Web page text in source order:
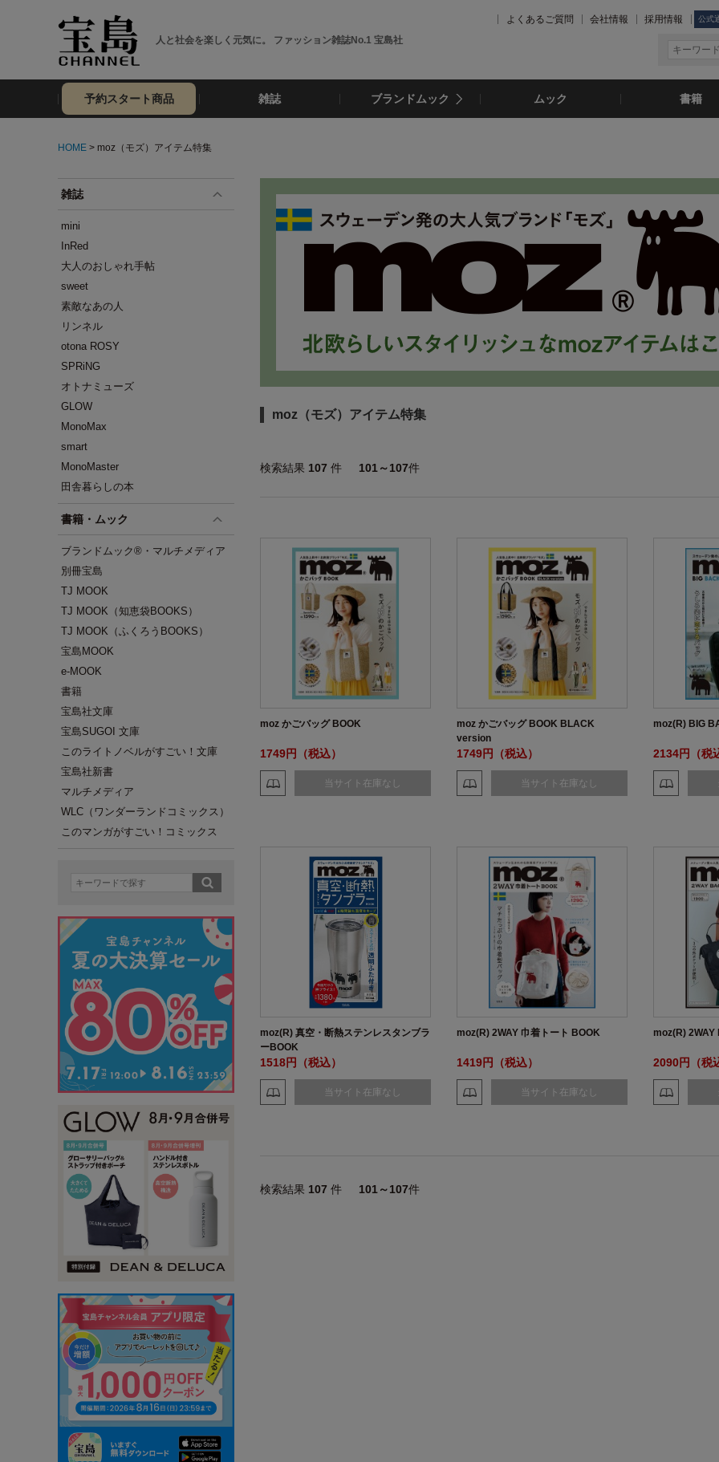
人と社会を楽しく元気に。 ファッション雑誌No.1 宝島社
よくあるご質問 会社情報 採用情報 公式
予約スタート商品 雑誌 ブランドムック ムック 書籍
HOME > moz（モズ）アイテム特集
雑誌
mini
InRed
大人のおしゃれ手帖
sweet
素敵なあの人
リンネル
otona ROSY
SPRiNG
オトナミューズ
GLOW
MonoMax
smart
MonoMaster
田舎暮らしの本
書籍・ムック
ブランドムック®・マルチメディア
別冊宝島
TJ MOOK
TJ MOOK（知恵袋BOOKS）
TJ MOOK（ふくろうBOOKS）
宝島MOOK
e-MOOK
書籍
宝島社文庫
宝島SUGOI 文庫
このライトノベルがすごい！文庫
宝島社新書
マルチメディア
WLC（ワンダーランドコミックス）
このマンガがすごい！コミックス
moz（モズ）アイテム特集
検索結果 107 件 101～107件
moz かごバッグ BOOK
1749円（税込）
当サイト在庫なし
moz かごバッグ BOOK BLACK
version
1749円（税込）
当サイト在庫なし
moz(R) BIG
2134円（税
moz(R) 真空・断熱ステンレスタンブラ
ーBOOK
1518円（税込）
当サイト在庫なし
moz(R) 2WAY 巾着トート BOOK
1419円（税込）
当サイト在庫なし
moz(R)
2090円（税
検索結果 107 件 101～107件